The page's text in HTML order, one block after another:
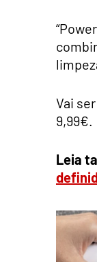
Vai
9,99€.
Leia